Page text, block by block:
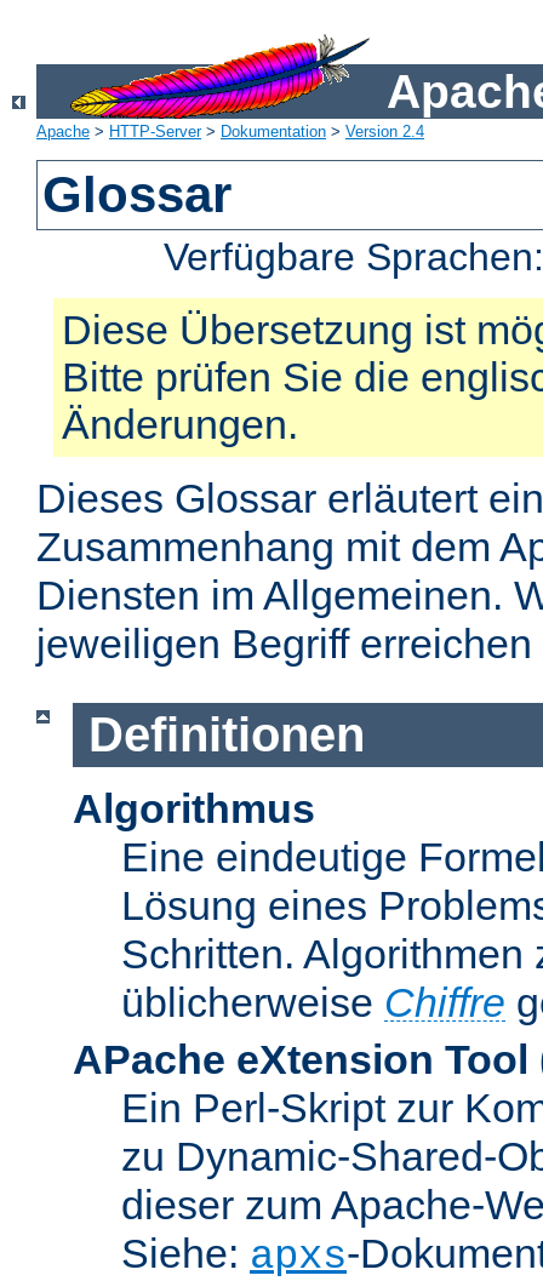
Apache > HTTP-Server> Dokumentation > Version 2.4
Glossar
Verfügbare
Diese Übersetzung ist
Bitte prüfen Sie die
Änderungen.
Dieses Glossar erläutert
Zusammenhang mit dem
Diensten im Allgemeinen.
jeweiligen Begriff
Definitionen
Algorithmus
Eine eindeutige
Lösung eines
Schritten.
üblicherweise Chiffre
APache eXtension Tool
Ein Perl-Skript zur
zu Dynamic-Shared-
dieser zum Apache-
Siehe: apxs-